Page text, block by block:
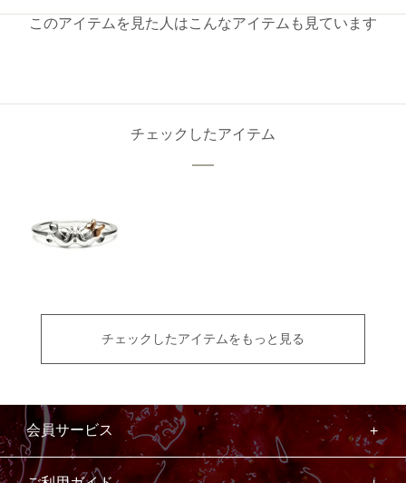
このアイテムを見た人はこんなアイテムも見ています
チェックしたアイテム
チェックしたアイテムをもっと見る
会員サービス